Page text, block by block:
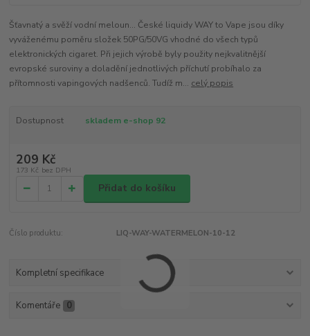
Šťavnatý a svěží vodní meloun... České liquidy WAY to Vape jsou díky
vyváženému poměru složek 50PG/50VG vhodné do všech typů
elektronických cigaret. Při jejich výrobě byly použity nejkvalitnější
evropské suroviny a doladění jednotlivých příchutí probíhalo za
přítomnosti vapingových nadšenců. Tudíž m... celý popis
Dostupnost skladem e-shop 92
209 Kč
173 Kč bez DPH
Přidat do košíku
Číslo produktu: LIQ-WAY-WATERMELON-10-12
Kompletní specifikace
Komentáře 0